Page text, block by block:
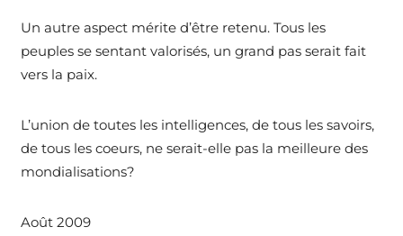
Un autre aspect mérite d’être retenu. Tous les
peuples se sentant valorisés, un grand pas serait fait
vers la paix.
L’union de toutes les intelligences, de tous les savoirs,
de tous les coeurs, ne serait-elle pas la meilleure des
mondialisations?
Août 2009